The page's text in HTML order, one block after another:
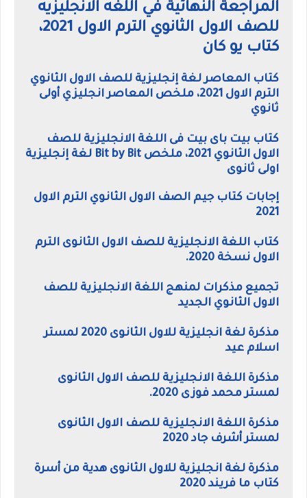
المراجعة النهائية في اللغه الانجليزيه
للصف الاول الثانوي الترم الاول 2021،
كتاب يو كان
كتاب المعاصر لغة إنجليزية للصف الاول الثانوي
الترم الاول 2021، ملخص المعاصر انجليزي أولى
ثانوي
كتاب بيت باى بيت فى اللغة الانجليزية للصف
الاول الثانوي 2021، ملخص Bit by Bit لغة إنجليزية
اولى ثانوى
إجابات كتاب جيم الصف الاول الثانوي الترم الاول
2021
كتاب اللغة الانجليزية للصف الاول الثانوى الترم
الاول نسخة 2020.
تجميع مذكرات لمنهج اللغة الانجليزية للصف
الاول الثانوي الجديد
مذكرة لغة انجليزية للاول الثانوى 2020 لمستر
اسلام عيد
مذكرة اللغة الانجليزية للصف الاول الثانوى
لمستر محمد فوزى 2020.
مذكرة اللغة الانجليزية للصف الاول الثانوى
لمستر أشرف جاد 2020
مذكرة لغة انجليزية للاول الثانوى هدية من أسرة
كتاب ما فريند 2020